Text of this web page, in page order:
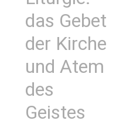
das Gebet
der Kirche
und Atem
des
Geistes